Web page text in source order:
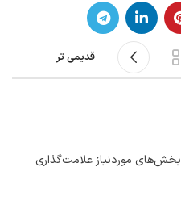
قدیمی تر
بخش‌های موردنیاز علامت‌گذاری